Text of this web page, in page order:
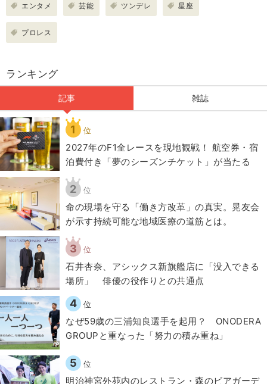
エンタメ 芸能 ツンデレ 星座
プロレス
ランキング
記事 雑誌
1 位
2027年のF1全レースを現地観戦！ 航空券・宿
泊費付き「夢のシーズンチケット」が当たる
2 位
​命の現場を守る「働き方改革」の真実。晃友会
が示す持続可能な地域医療の道筋とは。
3 位
石井杏奈、アシックス新旗艦店に「没入できる
場所」 俳優の役作りとの共通点
4 位
なぜ59歳の三浦知良選手を起用？ ONODERA
GROUPと重なった「努力の積み重ね」
5 位
明治神宮外苑内のレストラン・森のビアガーデ